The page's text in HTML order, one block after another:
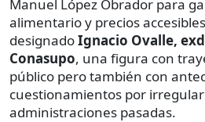
Manuel López Obrador para
alimentario y precios
designadoIgnacio Ovalle,
Conasupo, una figura con
público pero también con
cuestionamientos por
administraciones pasadas.